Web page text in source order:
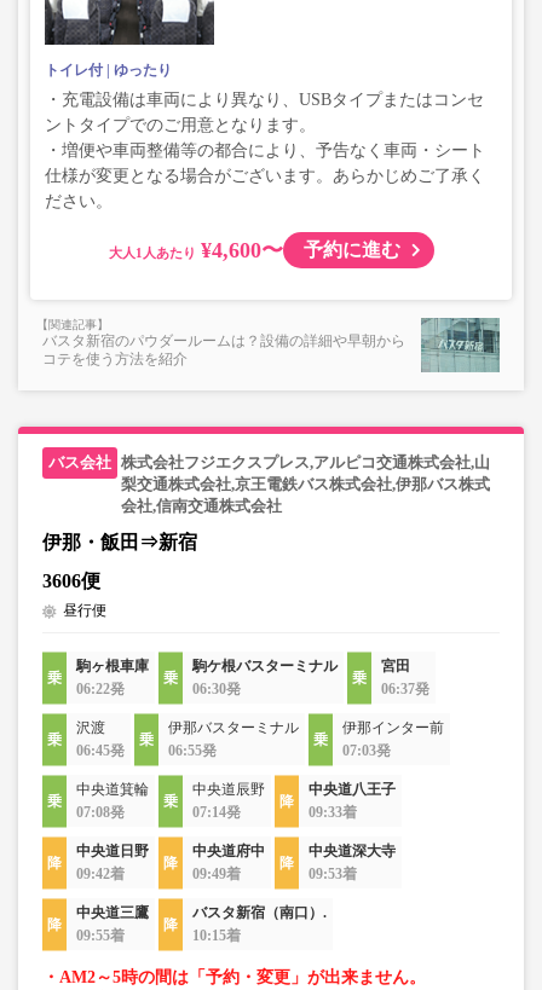
トイレ付 ゆったり
・充電設備は車両により異なり、USBタイプまたはコンセ
ントタイプでのご用意となります。
・増便や車両整備等の都合により、予告なく車両・シート
仕様が変更となる場合がございます。あらかじめご了承く
ださい。
大人 ¥4,600〜 予約に進む
バスタ新宿のパウダールームは？設備の詳細や早朝から
コテを使う方法を紹介
株式会社フジエクスプレス,アルピコ交通株式会社,山
梨交通株式会社,京王電鉄バス株式会社,伊那バス株式
会社,信南交通株式会社
伊那・飯田⇒新宿
3606便
昼行便
駒ヶ根車庫
06:22発
駒ケ根バスターミナル
06:30発
宮田
06:37発
沢渡
06:45発
伊那バスターミナル
06:55発
伊那インター前
07:03発
中央道箕輪
07:08発
中央道辰野
07:14発
中央道八王子
09:33着
中央道日野
09:42着
中央道府中
09:49着
中央道深大寺
09:53着
中央道三鷹
09:55着
バスタ新宿（南口）.
10:15着
・AM2～5時の間は「予約・変更」が出来ません。